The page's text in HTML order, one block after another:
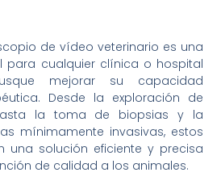
de vídeo veterinario es una
para cualquier clínica o hospital
mejorar su capacidad
Desde la exploración de
la toma de biopsias y la
mínimamente invasivas, estos
una solución eficiente y precisa
de calidad a los animales.